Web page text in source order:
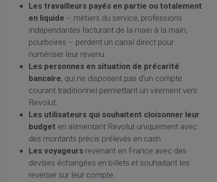
Les travailleurs payés en partie ou totalement
en liquide – métiers du service, professions
indépendantes facturant de la main à la main,
pourboires – perdent un canal direct pour
numériser leur revenu.
Les personnes en situation de précarité
bancaire, qui ne disposent pas d'un compte
courant traditionnel permettant un virement vers
Revolut.
Les utilisateurs qui souhaitent cloisonner leur
budget en alimentant Revolut uniquement avec
des montants précis prélevés en cash.
Les voyageurs revenant en France avec des
devises échangées en billets et souhaitant les
reverser sur leur compte.